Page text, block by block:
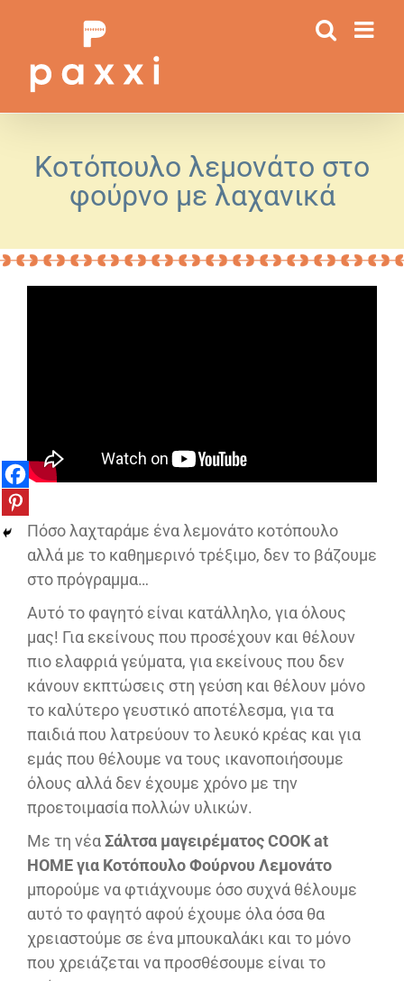
περιεχόμενο
Κοτόπουλο λεμονάτο στο
φούρνο με λαχανικά
Πόσο λαχταράμε ένα λεμονάτο κοτόπουλο
αλλά με το καθημερινό τρέξιμο, δεν το βάζουμε
στο πρόγραμμα…
Αυτό το φαγητό είναι κατάλληλο, για όλους
μας! Για εκείνους που προσέχουν και θέλουν
πιο ελαφριά γεύματα, για εκείνους που δεν
κάνουν εκπτώσεις στη γεύση και θέλουν μόνο
το καλύτερο γευστικό αποτέλεσμα, για τα
παιδιά που λατρεύουν το λευκό κρέας και για
εμάς που θέλουμε να τους ικανοποιήσουμε
όλους αλλά δεν έχουμε χρόνο με την
προετοιμασία πολλών υλικών.
Με τη νέαΣάλτσα μαγειρέματος COOK at
HOME για Κοτόπουλο Φούρνου Λεμονάτο
μπορούμε να φτιάχνουμε όσο συχνά θέλουμε
αυτό το φαγητό αφού έχουμε όλα όσα θα
χρειαστούμε σε ένα μπουκαλάκι και το μόνο
που χρειάζεται να προσθέσουμε είναι το